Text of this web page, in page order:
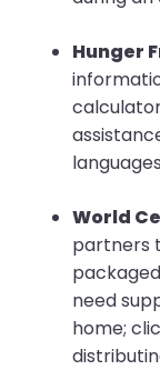
Hunger
World
partners
need
home;